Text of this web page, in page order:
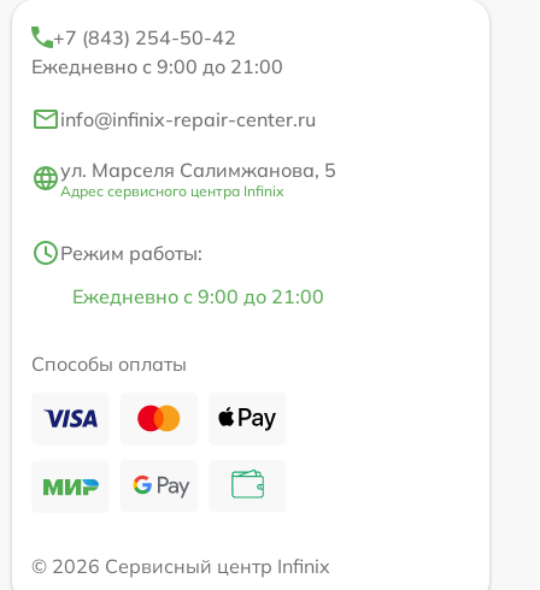
+7 (843) 254-50-42
Ежедневно с 9:00 до 21:00
info@infinix-repair-center.ru
ул. Марселя Салимжанова, 5
Адрес сервисного центра Infinix
Режим работы:
Ежедневно с 9:00 до 21:00
Способы оплаты
© 2026 Сервисный центр Infinix